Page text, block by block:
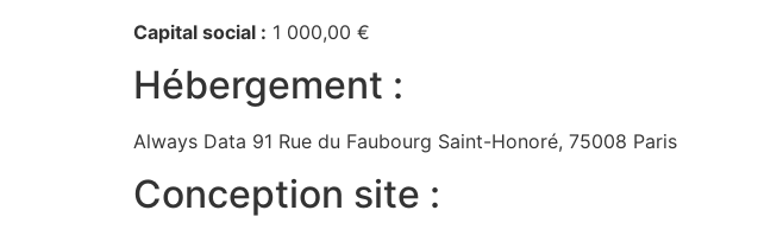
Capital social : 1 000,00 €
Hébergement :
Always Data 91 Rue du Faubourg Saint-Honoré, 75008 Paris
Conception site :